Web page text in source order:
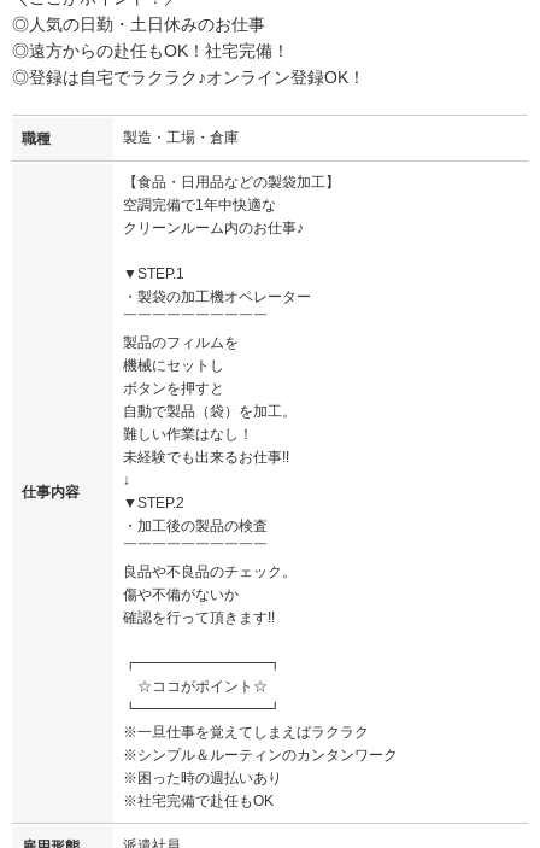
◎人気の日勤・土日休みのお仕事
◎遠方からの赴任もOK！社宅完備！
◎登録は自宅でラクラク♪オンライン登録OK！
職種 製造・工場・倉庫
仕事内容
【食品・日用品などの製袋加工】
空調完備で1年中快適な
クリーンルーム内のお仕事♪
▼STEP.1
・製袋の加工機オペレーター
￣￣￣￣￣￣￣￣￣￣
製品のフィルムを
機械にセットし
ボタンを押すと
自動で製品（袋）を加工。
難しい作業はなし！
未経験でも出来るお仕事!!
↓
▼STEP.2
・加工後の製品の検査
￣￣￣￣￣￣￣￣￣￣
良品や不良品のチェック。
傷や不備がないか
確認を行って頂きます!!
┏━━━━━━━━━┓
☆ココがポイント☆
┗━━━━━━━━━┛
※一旦仕事を覚えてしまえばラクラク
※シンプル＆ルーティンのカンタンワーク
※困った時の週払いあり
※社宅完備で赴任もOK